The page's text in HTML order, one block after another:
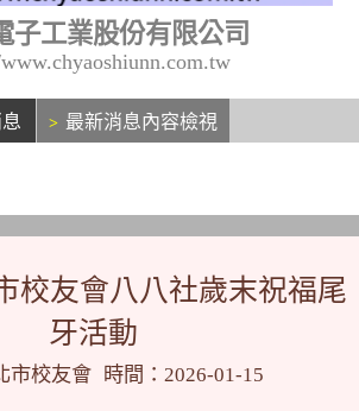
子工業股份有限公司
最新消息內容檢視
校友會八八社歲末祝福尾
牙活動
市校友會 時間：2026-01-15